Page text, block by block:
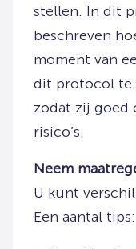
stellen. In dit
beschreven
moment van
dit protocol te
zodat zij goed
risico’s.
Neem
U kunt
Een aantal tips: